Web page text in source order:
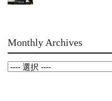
Monthly Archives